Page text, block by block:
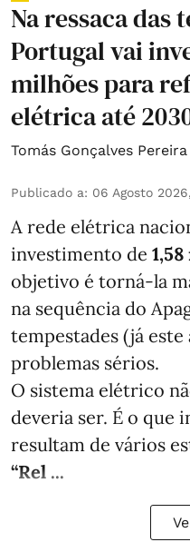
Na ressaca das
Portugal vai
milhões para
elétrica até
Tomás Gonçalves Pereira
Publicado a: 06 Agosto
A rede elétrica
investimento de
objetivo é torná-la
na sequência do
tempestades (já
problemas sérios.
O sistema elétrico
deveria ser. É o que
resultam de vários
“Rel ...